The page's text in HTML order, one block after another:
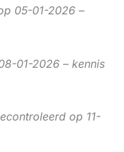
05-01-2026 –
01-2026 – kennis
op 11-